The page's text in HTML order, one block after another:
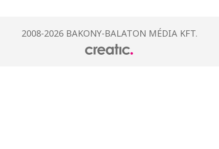
2008-2026 BAKONY-BALATON MÉDIA KFT.